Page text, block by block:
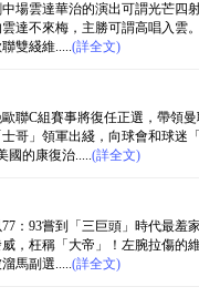
場雲達華治的演出可謂光芒四
達不來梅，主勝可謂高唱入雲
雙綫維.....(詳全文)
聯C組賽事將復任正選，帶領
哥」領軍出綫，向球會和球迷
國的康復治.....(詳全文)
：93嘗到「三巨頭」時代最羞
，枉稱「大帝」！左腕拉傷的
馬副選.....(詳全文)